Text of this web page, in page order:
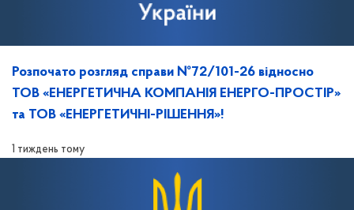
Розпочато розгляд справи №72/101-26 відносно
ТОВ «ЕНЕРГЕТИЧНА КОМПАНІЯ ЕНЕРГО-ПРОСТІР»
та ТОВ «ЕНЕРГЕТИЧНІ-РІШЕННЯ»!
1 тиждень тому